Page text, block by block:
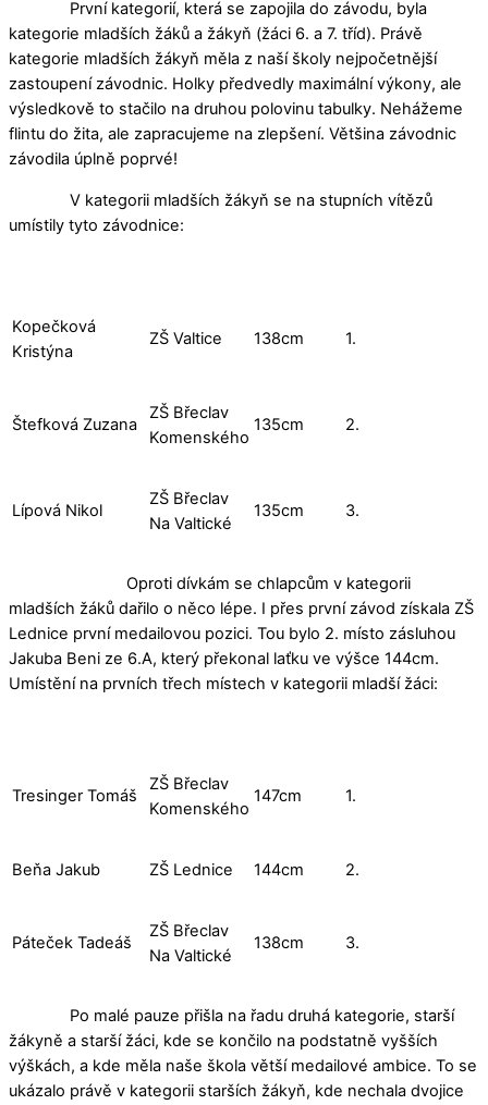
První kategorií, která se zapojila do závodu, byla
kategorie mladších žáků a žákyň (žáci 6. a 7. tříd). Právě
kategorie mladších žákyň měla z naší školy nejpočetnější
zastoupení závodnic. Holky předvedly maximální výkony, ale
výsledkově to stačilo na druhou polovinu tabulky. Nehážeme
flintu do žita, ale zapracujeme na zlepšení. Většina závodnic
závodila úplně poprvé!
V kategorii mladších žákyň se na stupních vítězů
umístily tyto závodnice:
Kopečková
Kristýna
ZŠ Valtice 138cm 1.
Štefková Zuzana
ZŠ Břeclav
Komenského
135cm 2.
Lípová Nikol
ZŠ Břeclav
Na Valtické
135cm 3.
Oproti dívkám se chlapcům v kategorii
mladších žáků dařilo o něco lépe. I přes první závod získala ZŠ
Lednice první medailovou pozici. Tou bylo 2. místo zásluhou
Jakuba Beni ze 6.A, který překonal laťku ve výšce 144cm.
Umístění na prvních třech místech v kategorii mladší žáci:
Tresinger Tomáš
ZŠ Břeclav
Komenského
147cm 1.
Beňa Jakub ZŠ Lednice 144cm 2.
Páteček Tadeáš
ZŠ Břeclav
Na Valtické
138cm 3.
Po malé pauze přišla na řadu druhá kategorie, starší
žákyně a starší žáci, kde se končilo na podstatně vyšších
výškách, a kde měla naše škola větší medailové ambice. To se
ukázalo právě v kategorii starších žákyň, kde nechala dvojice